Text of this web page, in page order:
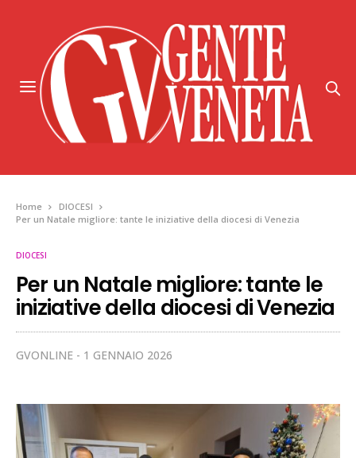
Home
DIOCESI
Per un Natale migliore: tante le iniziative della diocesi di Venezia
DIOCESI
Per un Natale migliore: tante le
iniziative della diocesi di Venezia
GVONLINE 1 GENNAIO 2026